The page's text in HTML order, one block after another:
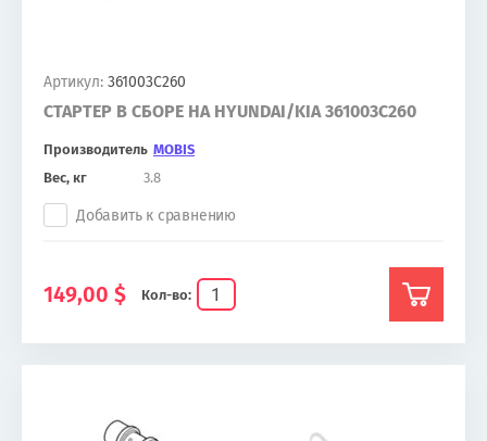
Артикул: 361003C260
СТАРТЕР В СБОРЕ НА HYUNDAI/KIA 361003C260
Производитель MOBIS
Вес, кг
3.8
Кол-во:
Добавить к сравнению
149,00 $